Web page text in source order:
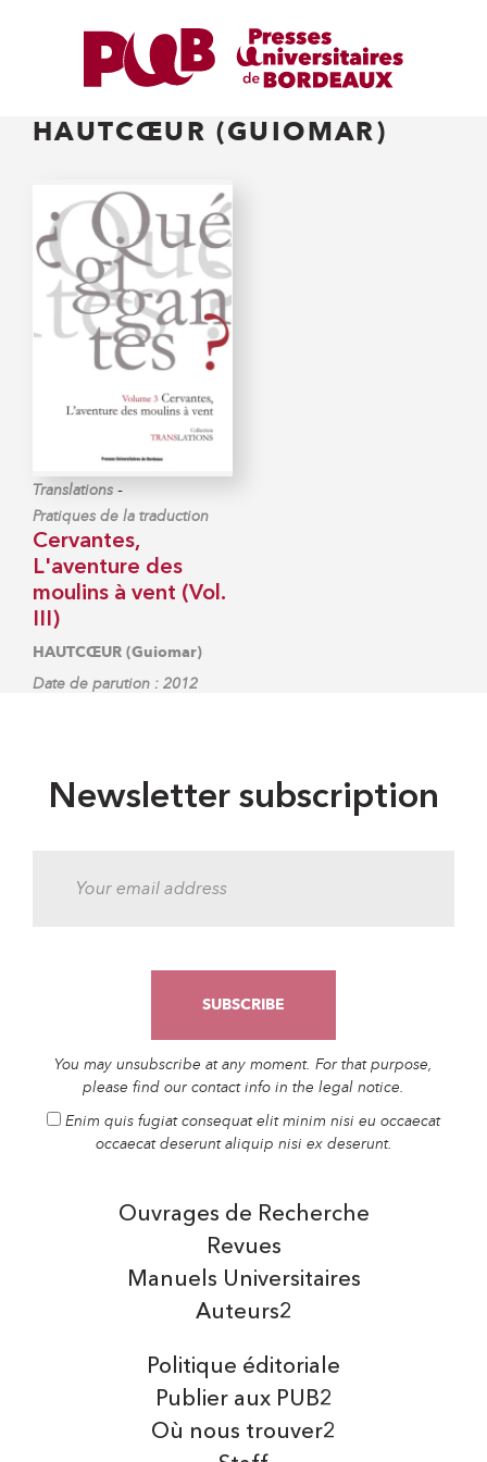
HAUTCŒUR (GUIOMAR)
Translations -
Pratiques de la traduction
Cervantes,
L'aventure des
moulins à vent (Vol.
III)
HAUTCŒUR (Guiomar)
Date de parution : 2012
Newsletter subscription
You may unsubscribe at any moment. For that purpose,
please find our contact info in the legal notice.
Enim quis fugiat consequat elit minim nisi eu occaecat
occaecat deserunt aliquip nisi ex deserunt.
Auteurs2
Manuels Universitaires
Ouvrages de Recherche
Revues
Politique éditoriale
Publier aux PUB2
Où nous trouver2